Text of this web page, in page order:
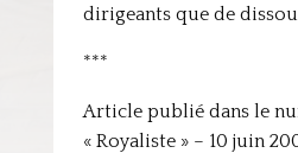
dirigeants que de
***
Article publié dans le
« Royaliste » – 10 juin